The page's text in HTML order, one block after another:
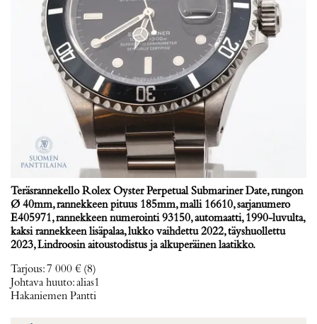
Teräsrannekello Rolex Oyster Perpetual Submariner Date, rungon
Ø 40mm, rannekkeen pituus 185mm, malli 16610, sarjanumero
E405971, rannekkeen numerointi 93150, automaatti, 1990-luvulta,
kaksi rannekkeen lisäpalaa, lukko vaihdettu 2022, täyshuollettu
2023, Lindroosin aitoustodistus ja alkuperäinen laatikko.
Tarjous:7 000 € (8)
Johtava huuto:alias1
Hakaniemen Pantti